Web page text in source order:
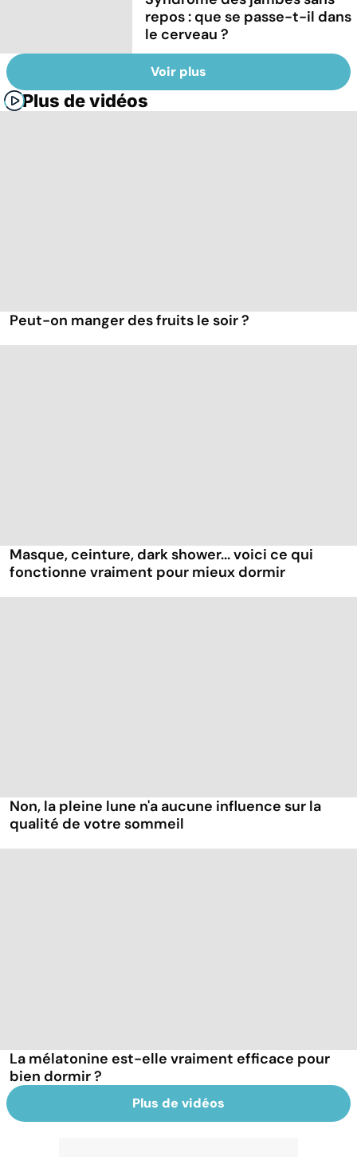
repos : que se passe-t-il dans
le cerveau ?
Voir plus
Plus de vidéos
Peut-on manger des fruits le soir ?
Masque, ceinture, dark shower... voici ce qui
fonctionne vraiment pour mieux dormir
Non, la pleine lune n'a aucune influence sur la
qualité de votre sommeil
La mélatonine est-elle vraiment efficace pour
bien dormir ?
Plus de vidéos